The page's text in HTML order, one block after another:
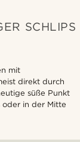
SCHLIPS
mit
direkt durch
süße Punkt
in der Mitte